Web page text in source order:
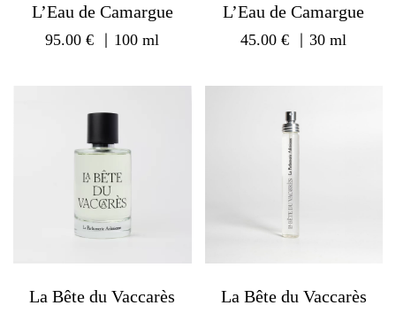
L’Eau de Camargue
95.00€ ｜100 ml
L’Eau de Camargue
45.00€ ｜30 ml
La Bête du Vaccarès La Bête du Vaccarès